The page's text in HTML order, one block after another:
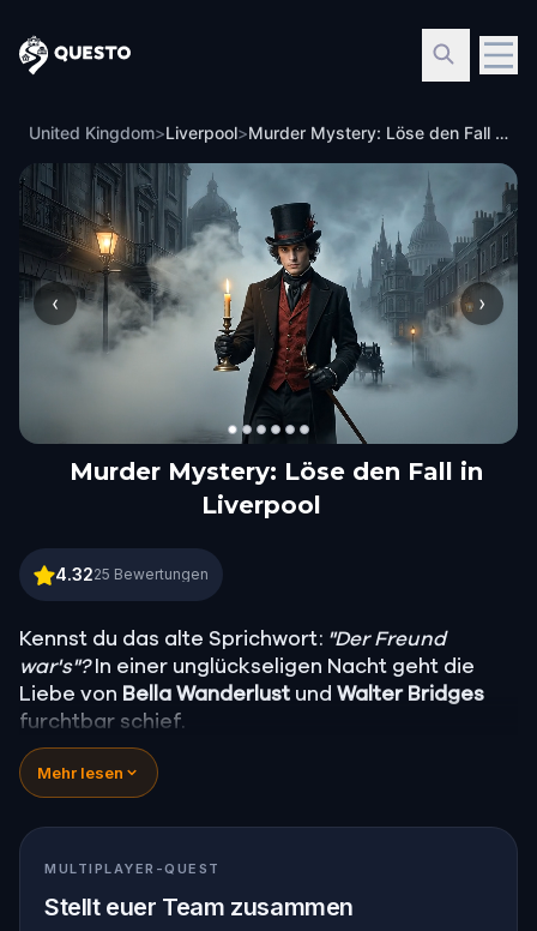
Questo
United Kingdom>Liverpool> Murder Mystery: Löse den Fall in Liverpool
‹ ›
Murder Mystery: Löse den Fall in
Liverpool
Murder Mystery: Löse den Fall in Liverpool
4.3225 Bewertungen
Kennst du das alte Sprichwort: "Der Freund
war's"?In einer unglückseligen Nacht geht die
Liebe von Bella Wanderlust und Walter Bridges
furchtbar schief.
Bella, eine berühmte Reisebloggerin, wurde
während einer Geistertour, die von dem
theatralischen
aufgefunden. Jetzt liegt es an dir, die Wahrheit
herauszufinden.
Geisterführer mit dem Gespür für Dramatik?
Mehr lesen
MULTIPLAYER-QUEST
Stellt euer Team zusammen